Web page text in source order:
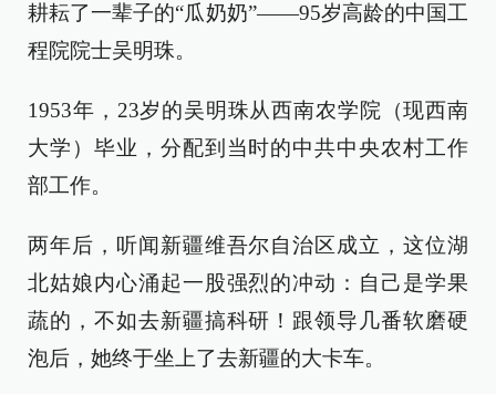
耕耘了一辈子的“瓜奶奶”——95岁高龄的中国工
程院院士吴明珠。
1953年，23岁的吴明珠从西南农学院（现西南
大学）毕业，分配到当时的中共中央农村工作
部工作。
两年后，听闻新疆维吾尔自治区成立，这位湖
北姑娘内心涌起一股强烈的冲动：自己是学果
蔬的，不如去新疆搞科研！跟领导几番软磨硬
泡后，她终于坐上了去新疆的大卡车。